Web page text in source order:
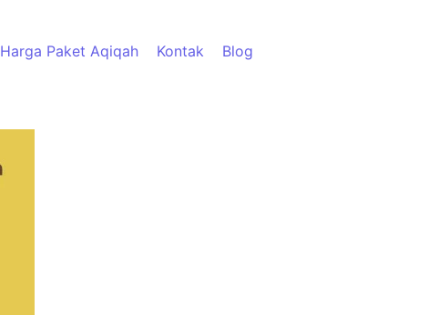
Harga Paket Aqiqah Kontak Blog